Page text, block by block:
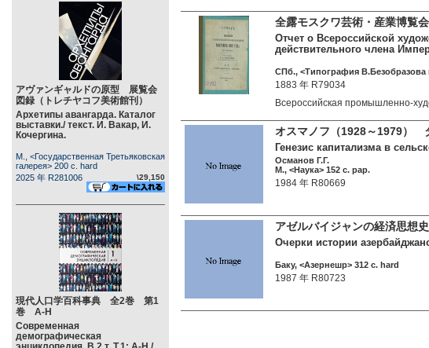
アヴァンギャルドの原型 展覧会
図録（トレチヤコフ美術館刊）
Архетипы авангарда. Каталог
выставки./ текст. И. Вакар, И.
Кочергина.
М., <Государственная Третьяковская
галерея> 200 c. hard
2025 年 R281006
\29,150
現代人口学百科事典 全2巻 第1
巻 А-Н
Современная
демографическая
全露モスクワ芸術・産業博覧
Отчет о Всероссийской
действительного члена
СПб., <Типография В.Безобразова
1883 年 R79034
Всероссийская промышленно-
オスマノフ（1928～1979）
Генезис капитализма в
Османов Г.Г.
М., <Наука> 152 c. pap.
1984 年 R80669
アゼルバイジャンの経済思想
Очерки истории
Баку, <Азернешр> 312 c. hard
1987 年 R80723